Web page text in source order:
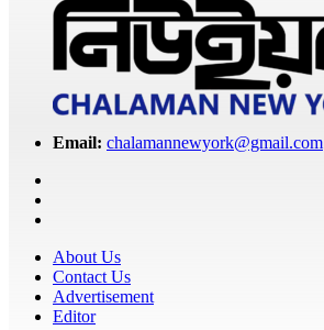
Email: chalamannewyork@gmail.com
About Us
Contact Us
Advertisement
Editor